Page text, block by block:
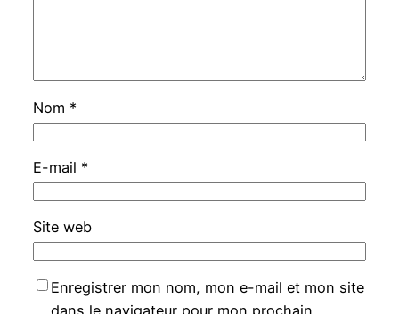
Nom *
E-mail *
Site web
Enregistrer mon nom, mon e-mail et mon site
dans le navigateur pour mon prochain